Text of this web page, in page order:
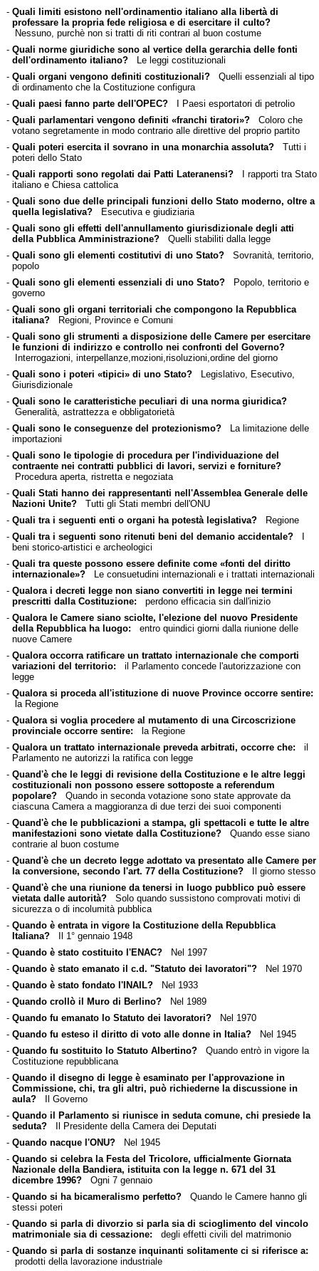
- Quali limiti esistono nell'ordinamentio italiano alla libertà di
professare la propria fede religiosa e di esercitare il culto?
Nessuno, purchè non si tratti di riti contrari al buon costume
- Quali norme giuridiche sono al vertice della gerarchia delle fonti
dell'ordinamento italiano?Le leggi costituzionali
- Quali organi vengono definiti costituzionali?Quelli essenziali al tipo
di ordinamento che la Costituzione configura
- Quali paesi fanno parte dell'OPEC?I Paesi esportatori di petrolio
- Quali parlamentari vengono definiti «franchi tiratori»?Coloro che
votano segretamente in modo contrario alle direttive del proprio partito
- Quali poteri esercita il sovrano in una monarchia assoluta?Tutti i
poteri dello Stato
- Quali rapporti sono regolati dai Patti Lateranensi?I rapporti tra Stato
italiano e Chiesa cattolica
- Quali sono due delle principali funzioni dello Stato moderno, oltre a
quella legislativa?Esecutiva e giudiziaria
- Quali sono gli effetti dell'annullamento giurisdizionale degli atti
della Pubblica Amministrazione?Quelli stabiliti dalla legge
- Quali sono gli elementi costitutivi di uno Stato?Sovranità, territorio,
popolo
- Quali sono gli elementi essenziali di uno Stato?Popolo, territorio e
governo
- Quali sono gli organi territoriali che compongono la Repubblica
italiana?Regioni, Province e Comuni
- Quali sono gli strumenti a disposizione delle Camere per esercitare
le funzioni di indirizzo e controllo nei confronti del Governo?
Interrogazioni, interpellanze,mozioni,risoluzioni,ordine del giorno
- Quali sono i poteri «tipici» di uno Stato?Legislativo, Esecutivo,
Giurisdizionale
- Quali sono le caratteristiche peculiari di una norma giuridica?
Generalità, astrattezza e obbligatorietà
- Quali sono le conseguenze del protezionismo?La limitazione delle
importazioni
- Quali sono le tipologie di procedura per l'individuazione del
contraente nei contratti pubblici di lavori, servizi e forniture?
Procedura aperta, ristretta e negoziata
- Quali Stati hanno dei rappresentanti nell'Assemblea Generale delle
Nazioni Unite?Tutti gli Stati membri dell'ONU
- Quali tra i seguenti enti o organi ha potestà legislativa?Regione
- Quali tra i seguenti sono ritenuti beni del demanio accidentale?I
beni storico-artistici e archeologici
- Quali tra queste possono essere definite come «fonti del diritto
internazionale»?Le consuetudini internazionali e i trattati internazionali
- Qualora i decreti legge non siano convertiti in legge nei termini
prescritti dalla Costituzione: perdono efficacia sin dall'inizio
- Qualora le Camere siano sciolte, l'elezione del nuovo Presidente
della Repubblica ha luogo: entro quindici giorni dalla riunione delle
nuove Camere
- Qualora occorra ratificare un trattato internazionale che comporti
variazioni del territorio: il Parlamento concede l'autorizzazione con
legge
- Qualora si proceda all'istituzione di nuove Province occorre sentire:
la Regione
- Qualora si voglia procedere al mutamento di una Circoscrizione
provinciale occorre sentire: la Regione
- Qualora un trattato internazionale preveda arbitrati, occorre che: il
Parlamento ne autorizzi la ratifica con legge
- Quand'è che le leggi di revisione della Costituzione e le altre leggi
costituzionali non possono essere sottoposte a referendum
popolare?Quando in seconda votazione sono state approvate da
ciascuna Camera a maggioranza di due terzi dei suoi componenti
- Quand'è che le pubblicazioni a stampa, gli spettacoli e tutte le altre
manifestazioni sono vietate dalla Costituzione?Quando esse siano
contrarie al buon costume
- Quand'è che un decreto legge adottato va presentato alle Camere per
la conversione, secondo l'art. 77 della Costituzione?Il giorno stesso
- Quand'è che una riunione da tenersi in luogo pubblico può essere
vietata dalle autorità?Solo quando sussistono comprovati motivi di
sicurezza o di incolumità pubblica
- Quando è entrata in vigore la Costituzione della Repubblica
Italiana?Il 1° gennaio 1948
- Quando è stato costituito l'ENAC?Nel 1997
- Quando è stato emanato il c.d. "Statuto dei lavoratori"?Nel 1970
- Quando è stato fondato l'INAIL?Nel 1933
- Quando crollò il Muro di Berlino?Nel 1989
- Quando fu emanato lo Statuto dei lavoratori?Nel 1970
- Quando fu esteso il diritto di voto alle donne in Italia?Nel 1945
- Quando fu sostituito lo Statuto Albertino?Quando entrò in vigore la
Costituzione repubblicana
- Quando il disegno di legge è esaminato per l'approvazione in
Commissione, chi, tra gli altri, può richiederne la discussione in
aula?Il Governo
- Quando il Parlamento si riunisce in seduta comune, chi presiede la
seduta?Il Presidente della Camera dei Deputati
- Quando nacque l'ONU?Nel 1945
- Quando si celebra la Festa del Tricolore, ufficialmente Giornata
Nazionale della Bandiera, istituita con la legge n. 671 del 31
dicembre 1996?Ogni 7 gennaio
- Quando si ha bicameralismo perfetto?Quando le Camere hanno gli
stessi poteri
- Quando si parla di divorzio si parla sia di scioglimento del vincolo
matrimoniale sia di cessazione: degli effetti civili del matrimonio
- Quando si parla di sostanze inquinanti solitamente ci si riferisce a:
prodotti della lavorazione industriale